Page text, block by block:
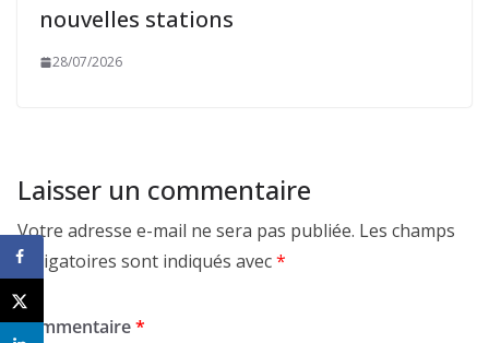
nouvelles stations
28/07/2026
Laisser un commentaire
Votre adresse e-mail ne sera pas publiée. Les champs
obligatoires sont indiqués avec*
Commentaire*